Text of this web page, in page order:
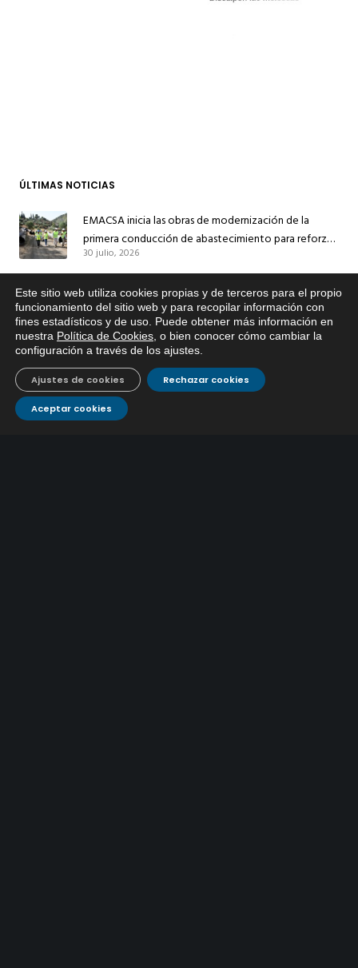
ÚLTIMAS NOTICIAS
EMACSA inicia las obras de modernización de la
primera conducción de abastecimiento para reforzar
el suministro de agua de Córdoba
30 julio, 2026
Adquisición para agilizar la contratación de obras en
sus redes e instalaciones
17 julio, 2026
EMACSA inicia hoy las obras de una nueva arteria de
abastecimiento y una red de agua no potable en
Ingeniero Ruiz de Azúa
13 julio, 2026
Caracterización ZA Córdoba Red Quemadas- 1ª Sem
2026
Este sitio web utiliza cookies propias y de terceros para el propio
funcionamiento del sitio web y para recopilar información con
fines estadísticos y de uso. Puede obtener más información en
nuestra Política de Cookies , o bien conocer cómo cambiar la
configuración a través de los ajustes
Aceptar cookies
Rechazar cookies
Ajustes de cookies
Si tiene cualquier duda sobre
EMACSA, haga click abajo.